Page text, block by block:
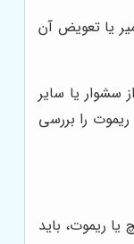
یا تعویض آن
سشوار یا سایر
را بررسی
ریموت، باید